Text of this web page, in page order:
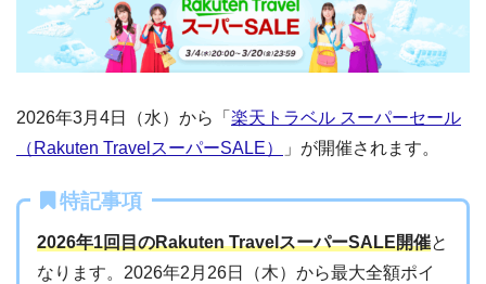
2026年3月4日（水）から「 楽天トラベル スーパーセール
（Rakuten TravelスーパーSALE）
」が開催されます。
特記事項
2026年1回目のRakuten TravelスーパーSALE開催と
なります。2026年2月26日（木）から最大全額ポイ